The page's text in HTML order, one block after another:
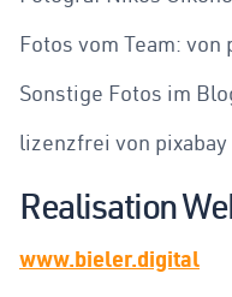
Fotos vom Team: von
Sonstige Fotos im
lizenzfrei von
Realisation
www.bieler.digital